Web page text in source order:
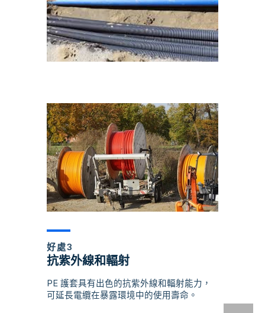
好處3
抗紫外線和輻射
PE 護套具有出色的抗紫外線和輻射能力，
可延長電纜在暴露環境中的使用壽命。